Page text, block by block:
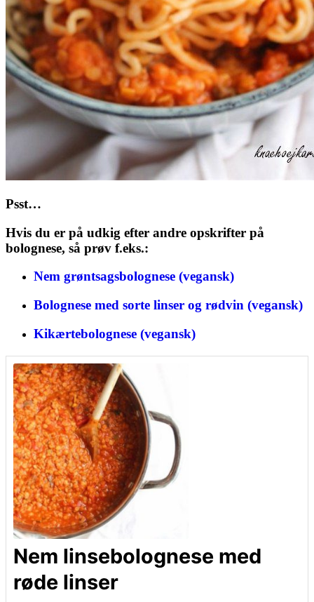
Psst…
Hvis du er på udkig efter andre opskrifter på
bolognese, så prøv f.eks.:
Nem grøntsagsbolognese (vegansk)
Bolognese med sorte linser og rødvin (vegansk)
Kikærtebolognese (vegansk)
Nem linsebolognese med
røde linser